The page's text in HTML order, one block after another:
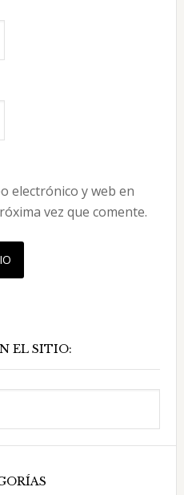
electrónico y web en
vez que comente.
EL SITIO: